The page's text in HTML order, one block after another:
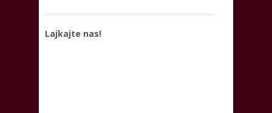
Lajkajte nas!